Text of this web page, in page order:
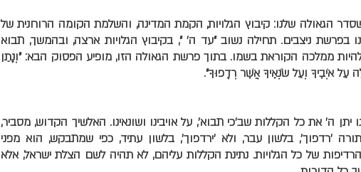
הגאולה שלנו: קיבוץ הגלויות, הקמת המדינה, והשלמת הקומה הרוחנית של
בפרשת ניצבים. תחילה נשוב "עד ה' ", בקיבוץ הגלויות ארצה, ובהמשך, תבוא
ממלכה הקוראת בשמו. בתוך פרשת הגאולה הזו, מופיע הפסוק הבא: "וְנָתַן
אֹיְבֶיךָ וְעַל שֹׂנְאֶיךָ אֲשֶׁר רְדָפוּךָ".
יתן ה' את כל הקללות שב'כי תבוא', על אויבינו ושונאינו. האלשיך הקדוש, מסביר,
'רדפוך', בלשון עבר, ולא 'ירדפוך', בלשון עתיד, כפי שמתבקש, הוא מפני
של כל הגלויות. נתינת הקללות עליהם, לא תהיה לשם הצלת ישראל, אלא